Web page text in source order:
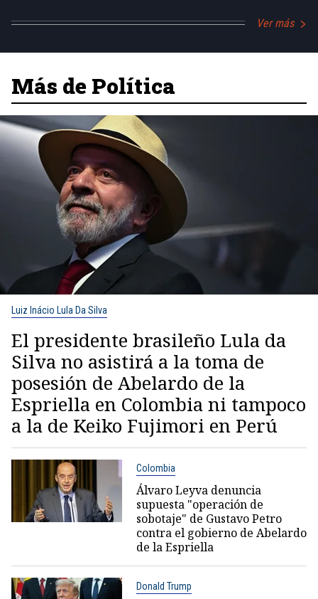
Ver más
Más de Política
Luiz Inácio Lula Da Silva
El presidente brasileño Lula da
Silva no asistirá a la toma de
posesión de Abelardo de la
Espriella en Colombia ni tampoco
a la de Keiko Fujimori en Perú
Colombia
Álvaro Leyva denuncia
supuesta "operación de
sobotaje" de Gustavo Petro
contra el gobierno de Abelardo
de la Espriella
Donald Trump